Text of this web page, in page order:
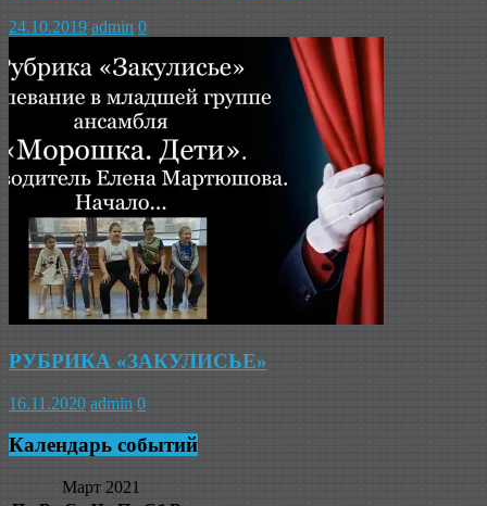
24.10.2019 admin 0
РУБРИКА «ЗАКУЛИСЬЕ»
16.11.2020 admin 0
Календарь событий
Март 2021